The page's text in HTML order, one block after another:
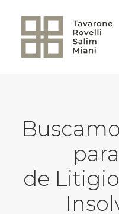
de